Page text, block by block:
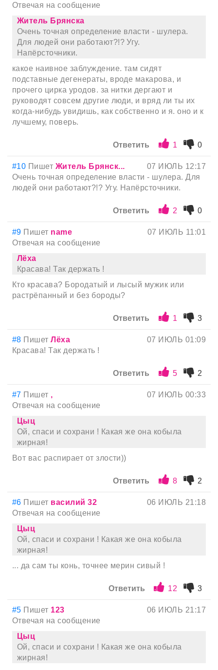
Отвечая на сообщение
Житель Брянска
Очень точная определение власти - шулера.
Для людей они работают?!? Угу.
Напёрсточники.
какое наивное заблуждение. там сидят
подставные дегенераты, вроде макарова, и
прочего цирка уродов. за нитки дергают и
руководят совсем другие люди, и вряд ли ты их
когда-нибудь увидишь, как собственно и я. оно и к
лучшему, поверь.
Ответить 1 0
#10 Пишет Житель Брянск...
07 ИЮЛЬ 12:17
Очень точная определение власти - шулера. Для
людей они работают?!? Угу. Напёрсточники.
Ответить 2 0
#9 Пишет name
07 ИЮЛЬ 11:01
Отвечая на сообщение
Лёха
Красава! Так держать !
Кто красава? Бородатый и лысый мужик или
растрёпанный и без бороды?
Ответить 1 3
#8 ПишетЛёха
07 ИЮЛЬ 01:09
Красава! Так держать !
Ответить 5 2
#7 Пишет ,
07 ИЮЛЬ 00:33
Отвечая на сообщение
Цыц
Ой, спаси и сохрани ! Какая же она кобыла
жирная!
Вот вас распирает от злости))
Ответить 8 2
#6 Пишет василий 32
06 ИЮЛЬ 21:18
Отвечая на сообщение
Цыц
Ой, спаси и сохрани ! Какая же она кобыла
жирная!
... да сам ты конь, точнее мерин сивый !
Ответить 12 3
#5 Пишет 123
06 ИЮЛЬ 21:17
Отвечая на сообщение
Цыц
Ой, спаси и сохрани ! Какая же она кобыла
жирная!